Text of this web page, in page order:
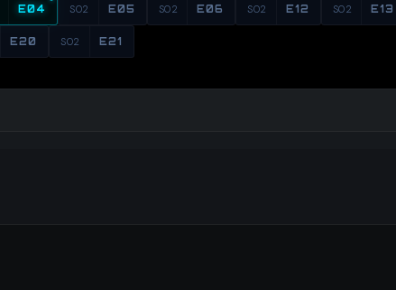
E04 S02 E05 S02 E06 S02 E12 S02 E13
E20 S02 E21